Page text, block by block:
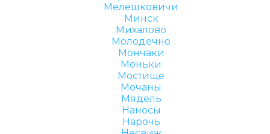
Мелешковичи
Минск
Михалово
Молодечно
Мончаки
Моньки
Мостище
Мочаны
Мядель
Наносы
Нарочь